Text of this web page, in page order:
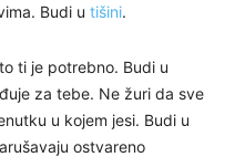
Budi u tišini.
ti je potrebno. Budi u
za tebe. Ne žuri da sve
u kojem jesi. Budi u
ostvareno